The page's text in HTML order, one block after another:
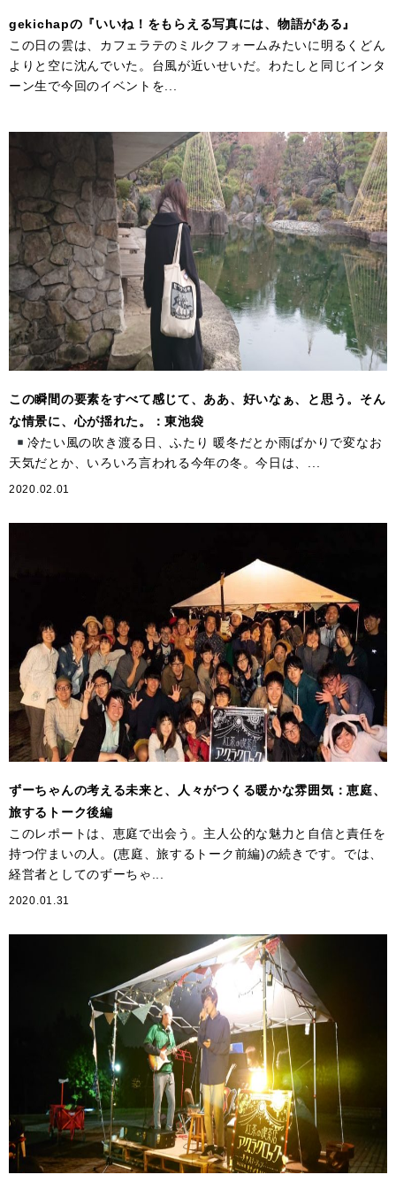
gekichapの『いいね！をもらえる写真には、物語がある』
この日の雲は、カフェラテのミルクフォームみたいに明るくどん
よりと空に沈んでいた。台風が近いせいだ。わたしと同じインタ
ーン生で今回のイベントを...
この瞬間の要素をすべて感じて、ああ、好いなぁ、と思う。そん
な情景に、心が揺れた。：東池袋
冷たい風の吹き渡る日、ふたり 暖冬だとか雨ばかりで変なお
天気だとか、いろいろ言われる今年の冬。今日は、...
2020.02.01
ずーちゃんの考える未来と、人々がつくる暖かな雰囲気：恵庭、
旅するトーク後編
このレポートは、恵庭で出会う。主人公的な魅力と自信と責任を
持つ佇まいの人。(恵庭、旅するトーク前編)の続きです。では、
経営者としてのずーちゃ...
2020.01.31